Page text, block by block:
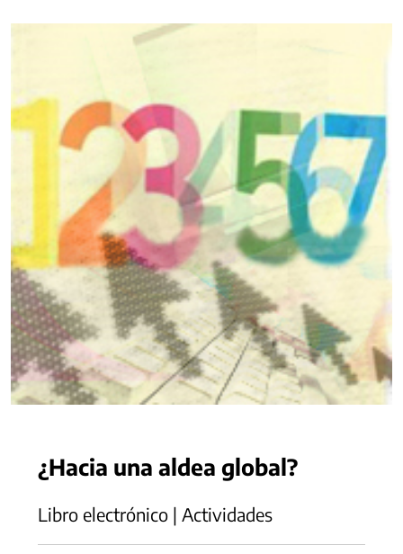
¿Hacia una aldea global?
Libro electrónico | Actividades